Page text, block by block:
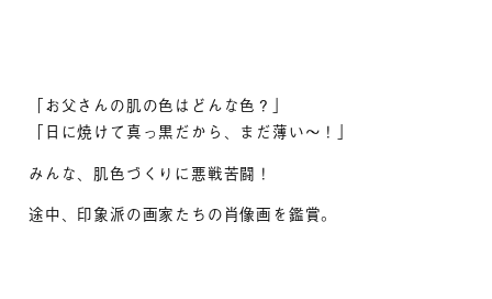
「お父さんの肌の色はどんな色？」
「日に焼けて真っ黒だから、まだ薄い～！」
みんな、肌色づくりに悪戦苦闘！
途中、印象派の画家たちの肖像画を鑑賞。